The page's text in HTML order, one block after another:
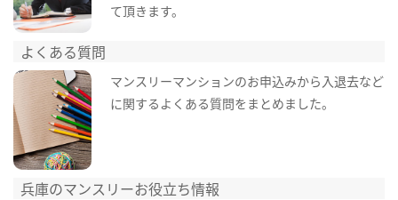
て頂きます。
よくある質問
マンスリーマンションのお申込みから入退去など
に関するよくある質問をまとめました。
兵庫のマンスリーお役立ち情報